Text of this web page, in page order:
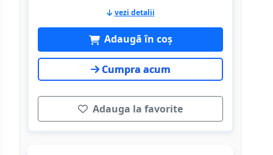
vezi detalii
Adaugă în coș
Cumpra acum
Adauga la favorite